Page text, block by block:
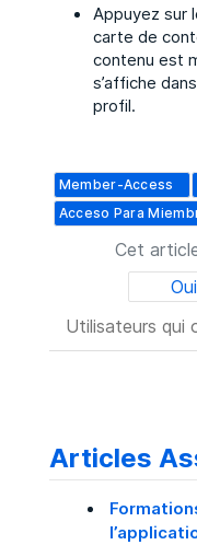
Appuyez sur
carte de
contenu est
s’affiche
profil.
Member-Access
Acceso Para
Cet
Oui
Utilisateurs qui
Articles